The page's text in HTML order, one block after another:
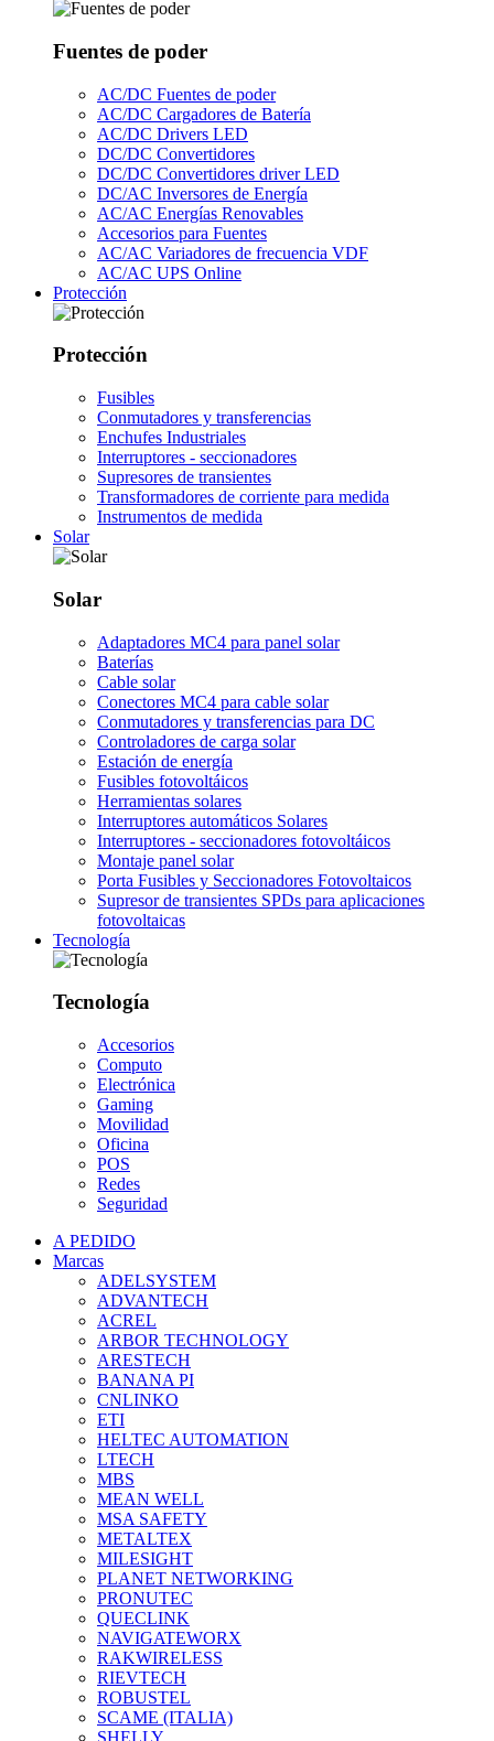
Fuentes de poder
AC/DC Fuentes de poder
AC/DC Cargadores de Batería
AC/DC Drivers LED
DC/DC Convertidores
DC/DC Convertidores driver LED
DC/AC Inversores de Energía
AC/AC Energías Renovables
Accesorios para Fuentes
AC/AC Variadores de frecuencia VDF
AC/AC UPS Online
Protección
Protección
Fusibles
Conmutadores y transferencias
Enchufes Industriales
Interruptores - seccionadores
Supresores de transientes
Transformadores de corriente para medida
Instrumentos de medida
Solar
Solar
Adaptadores MC4 para panel solar
Baterías
Cable solar
Conectores MC4 para cable solar
Conmutadores y transferencias para DC
Controladores de carga solar
Estación de energía
Fusibles fotovoltáicos
Herramientas solares
Interruptores automáticos Solares
Interruptores - seccionadores fotovoltáicos
Montaje panel solar
Porta Fusibles y Seccionadores Fotovoltaicos
Supresor de transientes SPDs para aplicaciones
fotovoltaicas
Tecnología
Tecnología
Accesorios
Computo
Electrónica
Gaming
Movilidad
Oficina
POS
Redes
Seguridad
A PEDIDO
Marcas
ADELSYSTEM
ADVANTECH
ACREL
ARBOR TECHNOLOGY
ARESTECH
BANANA PI
CNLINKO
ETI
HELTEC AUTOMATION
LTECH
MBS
MEAN WELL
MSA SAFETY
METALTEX
MILESIGHT
PLANET NETWORKING
PRONUTEC
QUECLINK
NAVIGATEWORX
RAKWIRELESS
RIEVTECH
ROBUSTEL
SCAME (ITALIA)
SHELLY